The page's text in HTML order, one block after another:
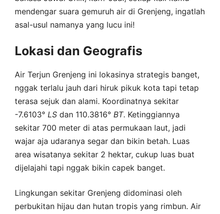
mendengar suara gemuruh air di Grenjeng, ingatlah
asal-usul namanya yang lucu ini!
Lokasi dan Geografis
Air Terjun Grenjeng ini lokasinya strategis banget,
nggak terlalu jauh dari hiruk pikuk kota tapi tetap
terasa sejuk dan alami. Koordinatnya sekitar
-7.6103° LS dan 110.3816° BT. Ketinggiannya
sekitar 700 meter di atas permukaan laut, jadi
wajar aja udaranya segar dan bikin betah. Luas
area wisatanya sekitar 2 hektar, cukup luas buat
dijelajahi tapi nggak bikin capek banget.
Lingkungan sekitar Grenjeng didominasi oleh
perbukitan hijau dan hutan tropis yang rimbun. Air